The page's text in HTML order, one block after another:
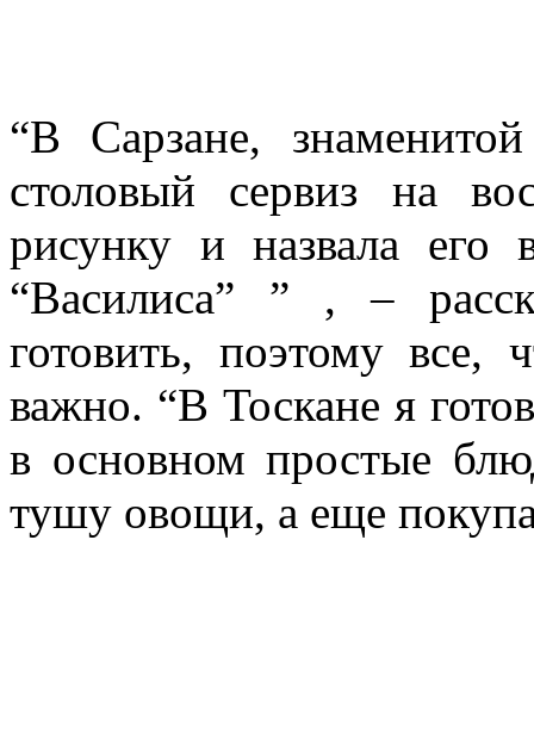
“В Сарзане,
столовый сервиз на
рисунку и назвала его
“Василиса” ” , –
готовить, поэтому все,
важно. “В Тоскане я
в основном простые
тушу овощи, а еще